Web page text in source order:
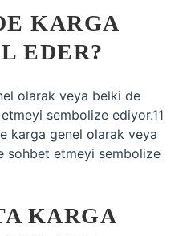
KARGA
EDER?
olarak veya belki de
sembolize ediyor.11
karga genel olarak veya
sohbet etmeyi sembolize
KARGA